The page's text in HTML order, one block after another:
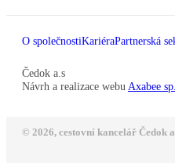
O společnostiKariéraPartnerská
Čedok a.s
Návrh a realizace webu Axabee
© 2026, cestovní kancelář Čedok